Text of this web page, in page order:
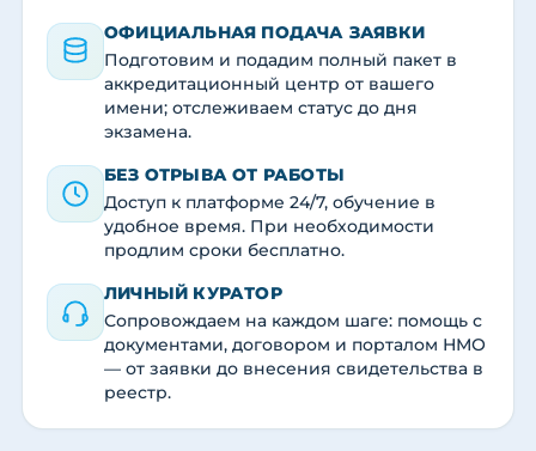
ОФИЦИАЛЬНАЯ ПОДАЧА ЗАЯВКИ
Подготовим и подадим полный пакет в
аккредитационный центр от вашего
имени; отслеживаем статус до дня
экзамена.
БЕЗ ОТРЫВА ОТ РАБОТЫ
Доступ к платформе 24/7, обучение в
удобное время. При необходимости
продлим сроки бесплатно.
ЛИЧНЫЙ КУРАТОР
Сопровождаем на каждом шаге: помощь с
документами, договором и порталом НМО
— от заявки до внесения свидетельства в
реестр.